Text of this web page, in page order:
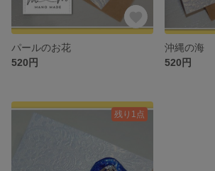
パールのお花
520円
沖縄の海
520円
残り1点